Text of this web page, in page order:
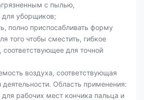
с пылью,
для уборщиков;
полно приспосабливать форму
того чтобы сместить, гибкое
для точной
воздуха, соответствующая
деятельности. Область применения:
рабочих мест кончика пальца и